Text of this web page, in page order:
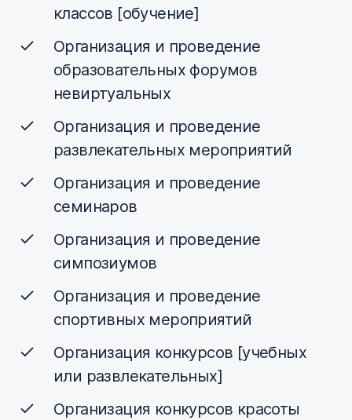
классов [обучение]
Организация и проведение
образовательных форумов
невиртуальных
Организация и проведение
развлекательных мероприятий
Организация и проведение
семинаров
Организация и проведение
симпозиумов
Организация и проведение
спортивных мероприятий
Организация конкурсов [учебных
или развлекательных]
Организация конкурсов красоты